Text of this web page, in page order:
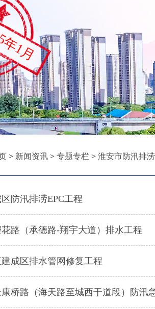
1月
> 新闻资讯 > 专题专栏 > 淮安市防汛排
防汛排涝EPC工程
路（承德路-翔宇大道）排水工程
成区排水管网修复工程
桥路（海天路至城西干道段）防汛